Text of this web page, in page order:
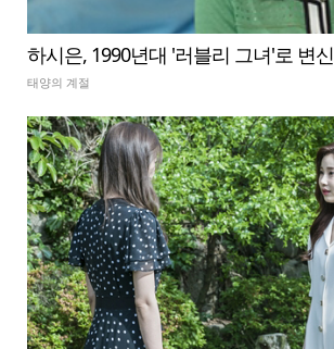
하시은, 1990년대 '러블리 그녀'로 변신
태양의 계절